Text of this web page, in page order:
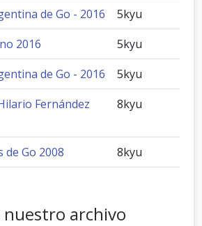
de Go - 2016
5kyu
2016
5kyu
de Go - 2016
5kyu
Fernández
8kyu
de Go 2008 8kyu
nuestro archivo